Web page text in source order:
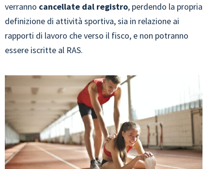
verranno cancellate dal registro, perdendo la propria
definizione di attività sportiva, sia in relazione ai
rapporti di lavoro che verso il fisco, e non potranno
essere iscritte al RAS.